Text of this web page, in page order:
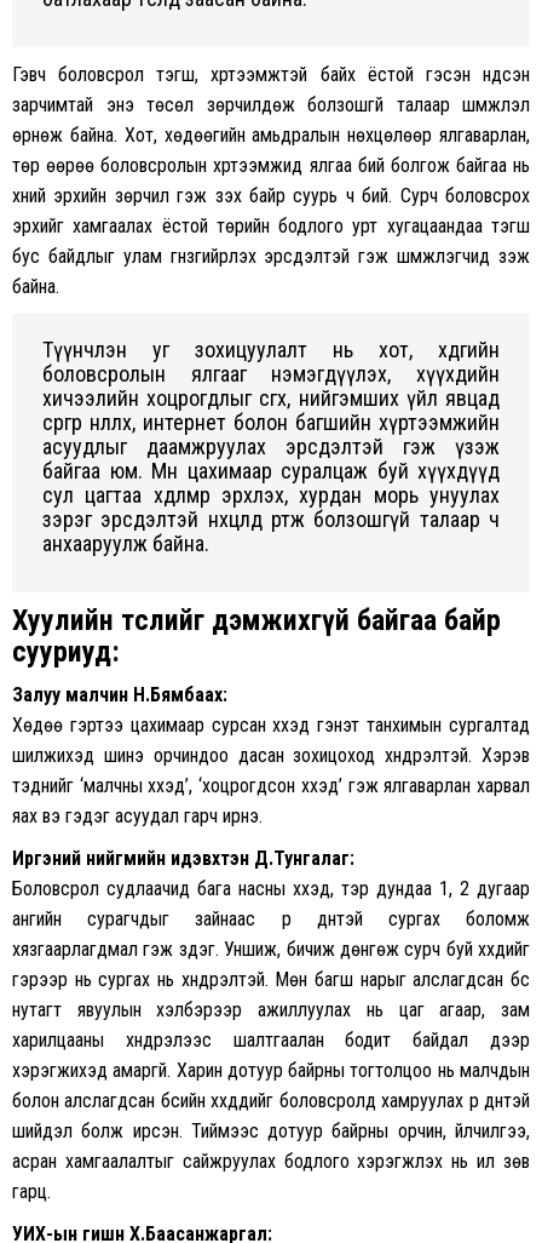
Гэвч боловсрол тэгш, хүртээмжтэй байх ёстой гэсэн үндсэн
зарчимтай энэ төсөл зөрчилдөж болзошгүй талаар шүүмжлэл
өрнөж байна. Хот, хөдөөгийн амьдралын нөхцөлөөр ялгаварлан,
төр өөрөө боловсролын хүртээмжид ялгаа бий болгож байгаа нь
хүний эрхийн зөрчил гэж үзэх байр суурь ч бий. Сурч боловсрох
эрхийг хамгаалах ёстой төрийн бодлого урт хугацаандаа тэгш
бус байдлыг улам гүнзгийрүүлэх эрсдэлтэй гэж шүүмжлэгчид үзэж
байна.
Түүнчлэн уг зохицуулалт нь хот, хөдөөгийн
боловсролын ялгааг нэмэгдүүлэх, хүүхдийн
хичээлийн хоцрогдлыг өсгөх, нийгэмших үйл явцад
сөргөөр нөлөөлөх, интернет болон багшийн хүртээмжийн
асуудлыг даамжруулах эрсдэлтэй гэж үзэж
байгаа юм. Мөн цахимаар суралцаж буй хүүхдүүд
сул цагтаа хөдөлмөр эрхлэх, хурдан морь унуулах
зэрэг эрсдэлтэй нөхцөлд өртөж болзошгүй талаар ч
анхааруулж байна.
Хуулийн төслийг дэмжихгүй байгаа байр
сууриуд:
Залуу малчин Н.Бямбаахүү:
Хөдөө гэртээ цахимаар сурсан хүүхэд гэнэт танхимын сургалтад
шилжихэд шинэ орчиндоо дасан зохицоход хүндрэлтэй. Хэрэв
тэднийг ‘малчны хүүхэд’, ‘хоцрогдсон хүүхэд’ гэж ялгаварлан харвал
яах вэ гэдэг асуудал гарч ирнэ.
Иргэний нийгмийн идэвхтэн Д.Тунгалаг:
Боловсрол судлаачид бага насны хүүхэд, тэр дундаа 1, 2 дугаар
ангийн сурагчдыг зайнаас үр дүнтэй сургах боломж
хязгаарлагдмал гэж үздэг. Уншиж, бичиж дөнгөж сурч буй хүүхдийг
гэрээр нь сургах нь хүндрэлтэй. Мөн багш нарыг алслагдсан бүс
нутагт явуулын хэлбэрээр ажиллуулах нь цаг агаар, зам
харилцааны хүндрэлээс шалтгаалан бодит байдал дээр
хэрэгжихэд амаргүй. Харин дотуур байрны тогтолцоо нь малчдын
болон алслагдсан бүсийн хүүхдүүдийг боловсролд хамруулах үр дүнтэй
шийдэл болж ирсэн. Тиймээс дотуур байрны орчин, үйлчилгээ,
асран хамгаалалтыг сайжруулах бодлого хэрэгжүүлэх нь илүү зөв
гарц.
УИХ-ын гишүүн Х.Баасанжаргал: